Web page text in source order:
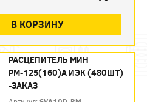
В КОРЗИНУ
РАСЦЕПИТЕЛЬ МИН
РМ-125(160)A ИЭК (480ШТ)
-ЗАКАЗ